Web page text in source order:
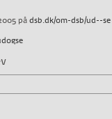
på dsb.dk/om-dsb/ud--se